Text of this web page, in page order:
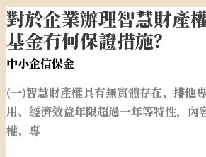
金
對
此
何
信
用
之
企
業，
得
否
送
保?
對於企業辦理智慧財產
基金有何保證措施？
中小企信保金
(一)智慧財產權具有無實體存在、排他
用、經濟效益年限超過一年等特性，內
權、專
對
於
企
業
辦
理
智